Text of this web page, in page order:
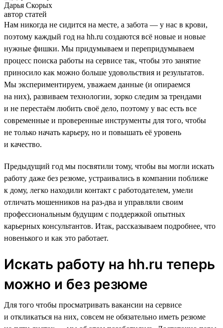
Дарья Скорых
автор статей
Нам никогда не сидится на месте, а забота — у нас в крови,
поэтому каждый год на hh.ru создаются всё новые и новые
нужные фишки. Мы придумываем и перепридумываем
процесс поиска работы на сервисе так, чтобы это занятие
приносило как можно больше удовольствия и результатов.
Мы экспериментируем, уважаем данные (и опираемся
на них), развиваем технологии, зорко следим за трендами
и не перестаём любить своё дело, поэтому у вас есть все
современные и проверенные инструменты для того, чтобы
не только начать карьеру, но и повышать её уровень
и качество.
Предыдущий год мы посвятили тому, чтобы вы могли искать
работу даже без резюме, устраивались в компании поближе
к дому, легко находили контакт с работодателем, умели
отличать мошенников на раз-два и управляли своим
профессиональным будущим с поддержкой опытных
карьерных консультантов. Итак, рассказываем подробнее, что
новенького и как это работает.
Искать работу на hh.ru теперь
можно и без резюме
Для того чтобы просматривать вакансии на сервисе
и откликаться на них, совсем не обязательно иметь резюме